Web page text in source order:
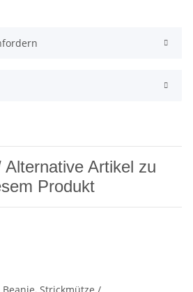
Alternative Artikel zu
Produkt